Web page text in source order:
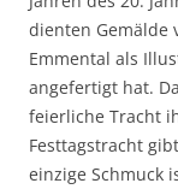
dienten Gemälde
Emmental als
angefertigt hat.
feierliche Tracht
Festtagstracht
einzige Schmuck